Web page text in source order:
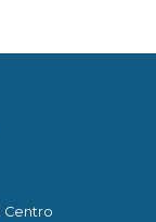
Centro